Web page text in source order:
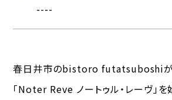
----
春日井市のbistoro futatsuboshiが
「Noter Reve ノートゥル・レーヴ」を